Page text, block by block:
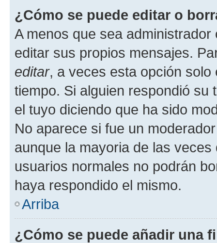
¿Cómo se puede editar o
A menos que sea
editar sus propios mensajes.
editar, a veces esta opción
tiempo. Si alguien respondió
el tuyo diciendo que ha sido
No aparece si fue un
aunque la mayoria de las
usuarios normales no podrán
haya respondido el mismo.
Arriba
¿Cómo se puede añadir una